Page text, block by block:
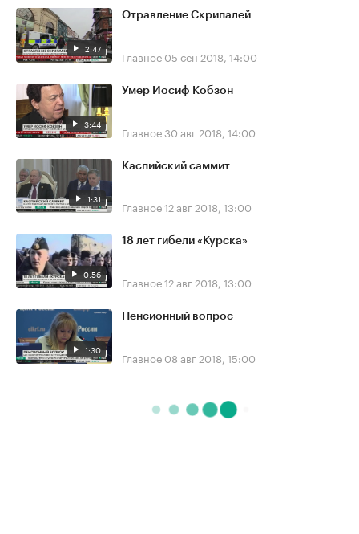
2:47
Отравление Скрипалей
Главное 05 сен 2018, 14:00
3:44
Умер Иосиф Кобзон
Главное30 авг 2018, 14:00
1:31
Каспийский саммит
Главное12 авг 2018, 13:00
0:56
18 лет гибели «Курска»
Главное12 авг 2018, 13:00
1:30
Пенсионный вопрос
Главное 08 авг 2018, 15:00